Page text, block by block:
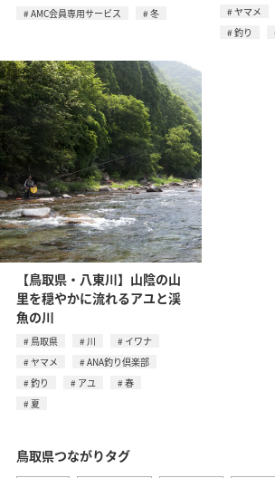
AMC会員専用サービス
冬
ヤマメ
釣り
【鳥取県・八東川】山陰の山
里を穏やかに流れるアユと渓
魚の川
鳥取県 川
イワナ
ヤマメ
ANA釣り倶楽部
釣り
アユ
春
夏
鳥取県つながりタグ